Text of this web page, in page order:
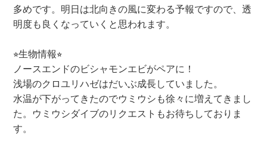
多めです。明日は北向きの風に変わる予報ですので、透
明度も良くなっていくと思われます。
⭐︎生物情報⭐︎
ノースエンドのビシャモンエビがペアに！
浅場のクロユリハゼはだいぶ成長していました。
水温が下がってきたのでウミウシも徐々に増えてきまし
た。ウミウシダイブのリクエストもお待ちしておりま
す。